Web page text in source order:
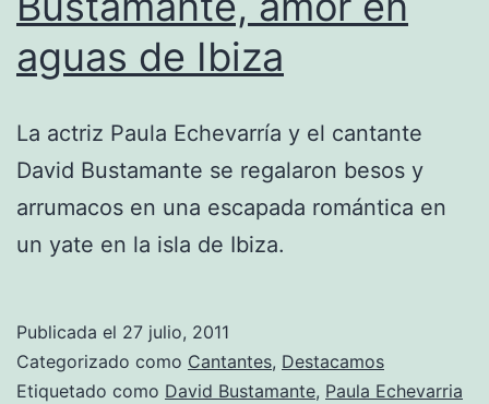
aguas de Ibiza
La actriz Paula Echevarría y el cantante
David Bustamante se regalaron besos y
arrumacos en una escapada romántica en
un yate en la isla de Ibiza.
Publicada el 27 julio, 2011
Categorizado como Cantantes, Destacamos
Etiquetado como David Bustamante, Paula Echevarria